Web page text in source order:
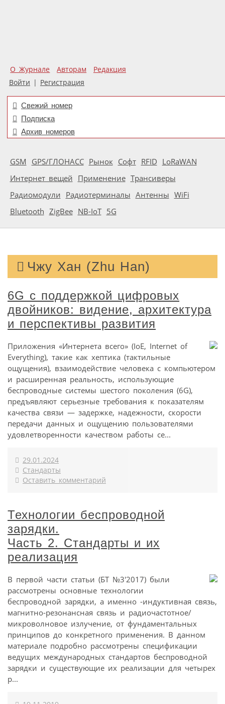
О Журнале Авторам
Редакция
Войти | Регистрация
Свежий номер
Подписка
Архив номеров
GSM GPS/ГЛОНАСС Рынок Софт RFID LoRaWAN
Интернет вещей Применение Трансиверы
Радиомодули Радиотерминалы Антенны WiFi
Bluetooth ZigBee NB-IoT 5G
Чжу Хан (Zhu Han)
6G с поддержкой цифровых
двойников: видение, архитектура
и перспективы развития
Приложения «Интернета всего» (IoE, Internet of
Everything), такие как хептика (тактильные
ощущения), взаимодействие человека с компьютером
и расширенная реальность, использующие
беспроводные системы шестого поколения (6G),
предъявляют серьезные требования к показателям
качества связи — задержке, надежности, скорости
передачи данных и ощущению пользователями
удовлетворенности качеством работы се...
29.01.2024
Стандарты
Оставить комментарий
Технологии беспроводной
зарядки.
Часть 2. Стандарты и их
реализация
В первой части статьи (БТ №3'2017) были
рассмотрены основные технологии
беспроводной зарядки, а именно -индуктивная связь,
магнитно-резонансная связь и радиочастотное/
микроволновое излучение, от фундаментальных
принципов до конкретного применения. В данном
материале подробно рассмотрены спецификации
ведущих международных стандартов беспроводной
зарядки и существующие их реализации для четырех
р...